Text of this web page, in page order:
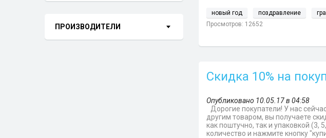
ПРОИЗВОДИТЕЛИ
новый год поздравление
Просмотров: 12652
Скидка 10% на
Опубликовано 10.05.17 в 04:58
Дорогие покупатели! У нас
другим товаром, вы получаете
как поштучно, так и упаковкой
количество и нажмите кнопку